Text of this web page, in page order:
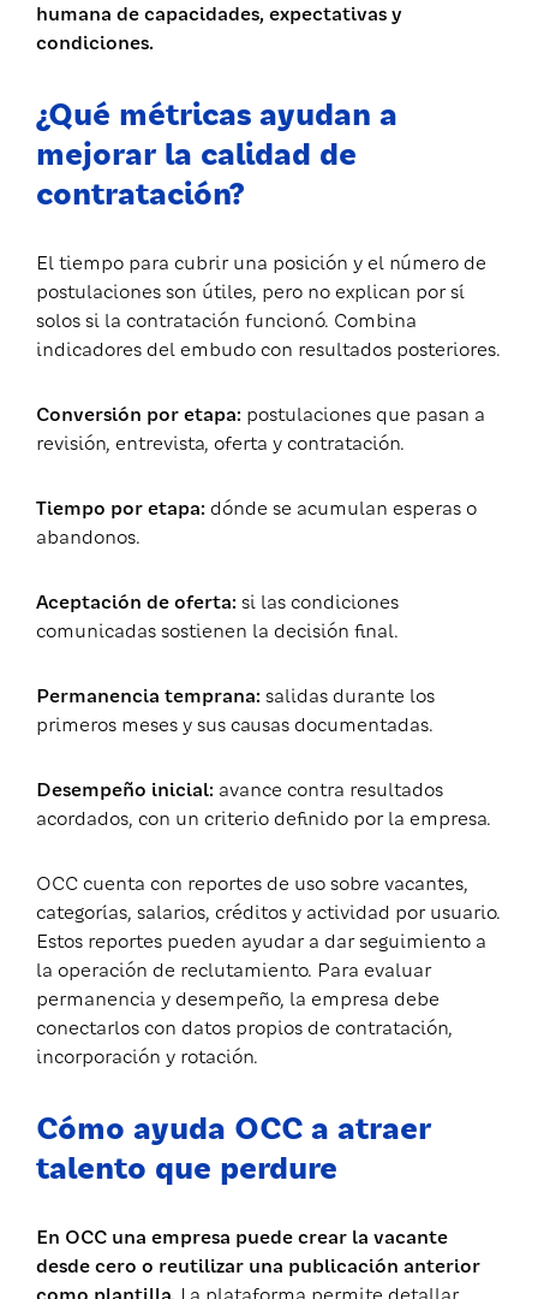
humana de capacidades, expectativas y
condiciones.
¿Qué métricas ayudan a
mejorar la calidad de
contratación?
El tiempo para cubrir una posición y el número de
postulaciones son útiles, pero no explican por sí
solos si la contratación funcionó. Combina
indicadores del embudo con resultados posteriores.
Conversión por etapa: postulaciones que pasan a
revisión, entrevista, oferta y contratación.
Tiempo por etapa: dónde se acumulan esperas o
abandonos.
Aceptación de oferta: si las condiciones
comunicadas sostienen la decisión final.
Permanencia temprana: salidas durante los
primeros meses y sus causas documentadas.
Desempeño inicial: avance contra resultados
acordados, con un criterio definido por la empresa.
OCC cuenta con reportes de uso sobre vacantes,
categorías, salarios, créditos y actividad por usuario.
Estos reportes pueden ayudar a dar seguimiento a
la operación de reclutamiento. Para evaluar
permanencia y desempeño, la empresa debe
conectarlos con datos propios de contratación,
incorporación y rotación.
Cómo ayuda OCC a atraer
talento que perdure
En OCC una empresa puede crear la vacante
desde cero o reutilizar una publicación anterior